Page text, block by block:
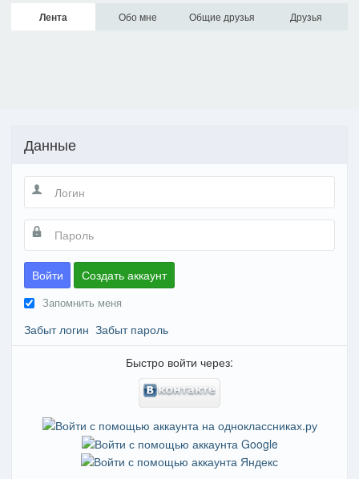
Лента Обо мне Общие друзья Друзья
Данные
Войти Создать аккаунт
Запомнить меня
Забыт логин Забыт пароль
Быстро войти через: